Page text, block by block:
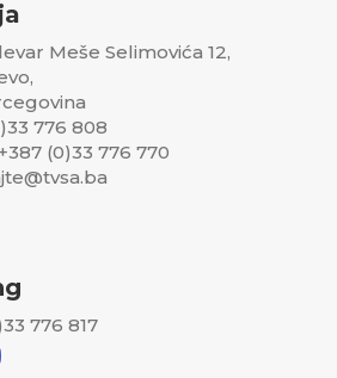
Meše Selimovića 12,
776 808
(0)33 776 770
776 817